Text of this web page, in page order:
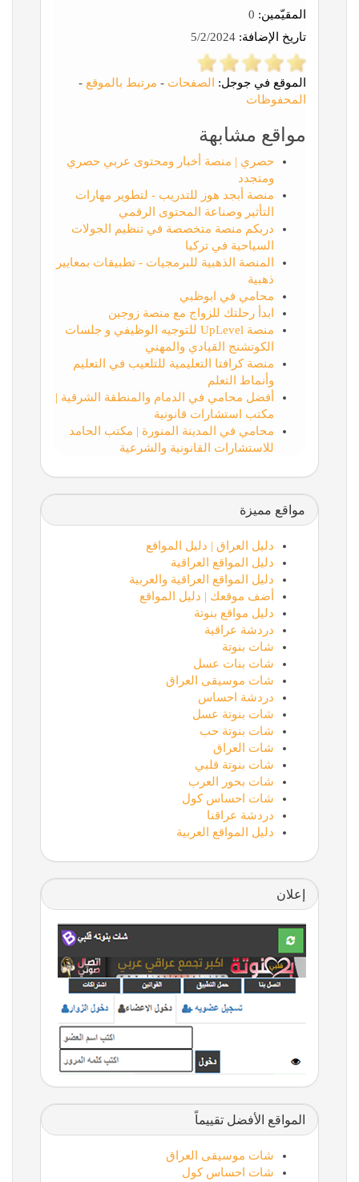
المقيّمين:
تاريخ الإضافة:
الموقع في جوجل: الصفحات - مرتبط بالموقع -
المحفوظات
مواقع مشابهة
حصري | منصة أخبار ومحتوى عربي حصري
ومتجدد
منصة أبجد هوز للتدريب - لتطوير مهارات
التأثير وصناعة المحتوى الرقمي
دربكم منصة متخصصة في تنظيم الجولات
السياحية في تركيا
المنصة الذهبية للبرمجيات - تطبيقات بمعايير
ذهبية
محامي في ابوظبي
ابدأ رحلتك للزواج مع منصة زوجين
منصة UpLevel للتوجيه الوظيفي و جلسات
الكوتشنج القيادي والمهني
منصة كرافتا التعليمية للتلعيب في التعليم
وأنماط التعلم
أفضل محامي في الدمام والمنطقة الشرقية |
مكتب استشارات قانونية
محامي في المدينة المنورة | مكتب الحامد
للاستشارات القانونية والشرعية
مواقع مميزة
دليل العراق | دليل المواقع
دليل المواقع العراقية
دليل المواقع العراقية والعربية
أضف موقعك | دليل المواقع
دليل مواقع بنوتة
دردشة عراقية
شات بنوتة
شات بنات عسل
شات موسيقى العراق
دردشة احساس
شات بنوتة عسل
شات بنوتة حب
شات العراق
شات بنوتة قلبي
شات بحور العرب
شات احساس كول
دردشة عراقنا
دليل المواقع العربية
إعلان
المواقع الأفضل تقييماً
شات موسيقى العراق
شات احساس كول